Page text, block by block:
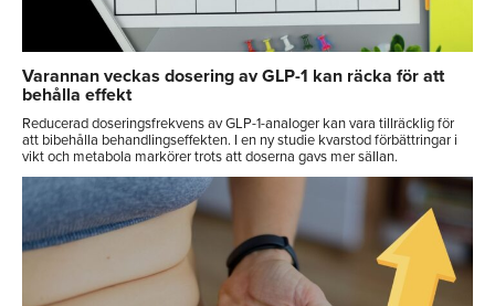
Varannan veckas dosering av GLP-1 kan räcka för att
behålla effekt
Reducerad doseringsfrekvens av GLP-1-analoger kan vara tillräcklig för
att bibehålla behandlingseffekten. I en ny studie kvarstod förbättringar i
vikt och metabola markörer trots att doserna gavs mer sällan.